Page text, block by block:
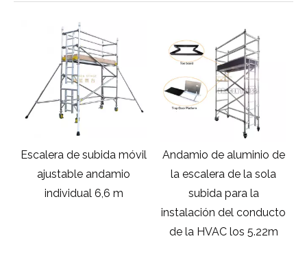
Andamio de aluminio de
la escalera de la sola
subida para la
Andamio móvil de
plataforma de aluminio
único para instalación de
rociadores contra
incendios 7m